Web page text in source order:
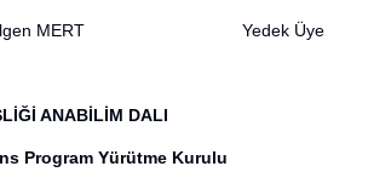
MERT Yedek Üye
ANABİLİM DALI
Program Yürütme Kurulu